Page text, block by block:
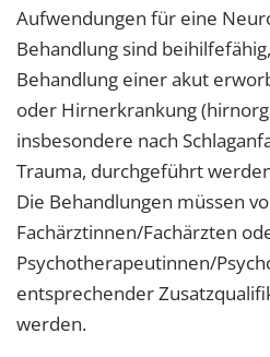
Aufwendungen für eine
Behandlung sind
Behandlung einer akut
oder Hirnerkrankung
insbesondere nach
Trauma, durchgeführt
Die Behandlungen müssen
Fachärztinnen/Fachärzten
Psychotherapeutinnen/
entsprechender
werden.